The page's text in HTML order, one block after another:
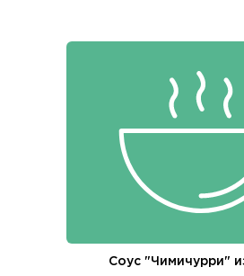
Соус "Чимичурри"